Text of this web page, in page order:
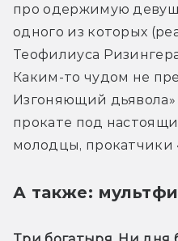
про одержимую
одного из которых
Теофилиуса
Каким-то чудом не
Изгоняющий
прокате под
молодцы, прокатчики
А также: